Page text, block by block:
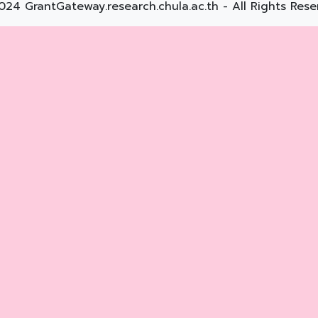
GrantGateway.research.chula.ac.th - All Rights